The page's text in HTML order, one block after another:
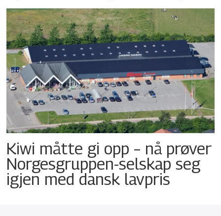
Kiwi måtte gi opp – nå prøver
Norgesgruppen-selskap seg
igjen med dansk lavpris